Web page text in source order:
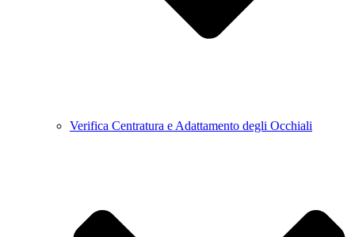
Verifica Centratura e Adattamento degli Occhiali